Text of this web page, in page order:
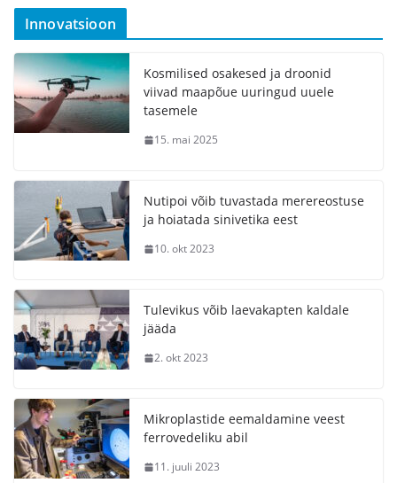
Innovatsioon
Kosmilised osakesed ja droonid
viivad maapõue uuringud uuele
tasemele
15. mai 2025
Nutipoi võib tuvastada merereostuse
ja hoiatada sinivetika eest
10. okt 2023
Tulevikus võib laevakapten kaldale
jääda
2. okt 2023
Mikroplastide eemaldamine veest
ferrovedeliku abil
11. juuli 2023